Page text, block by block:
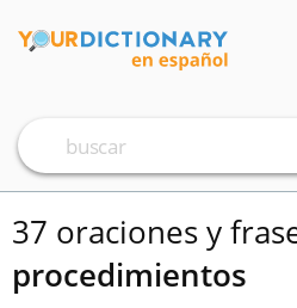
37 oraciones y
procedimientos